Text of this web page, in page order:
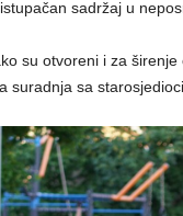
sadržaj u
su otvoreni i za
suradnja sa